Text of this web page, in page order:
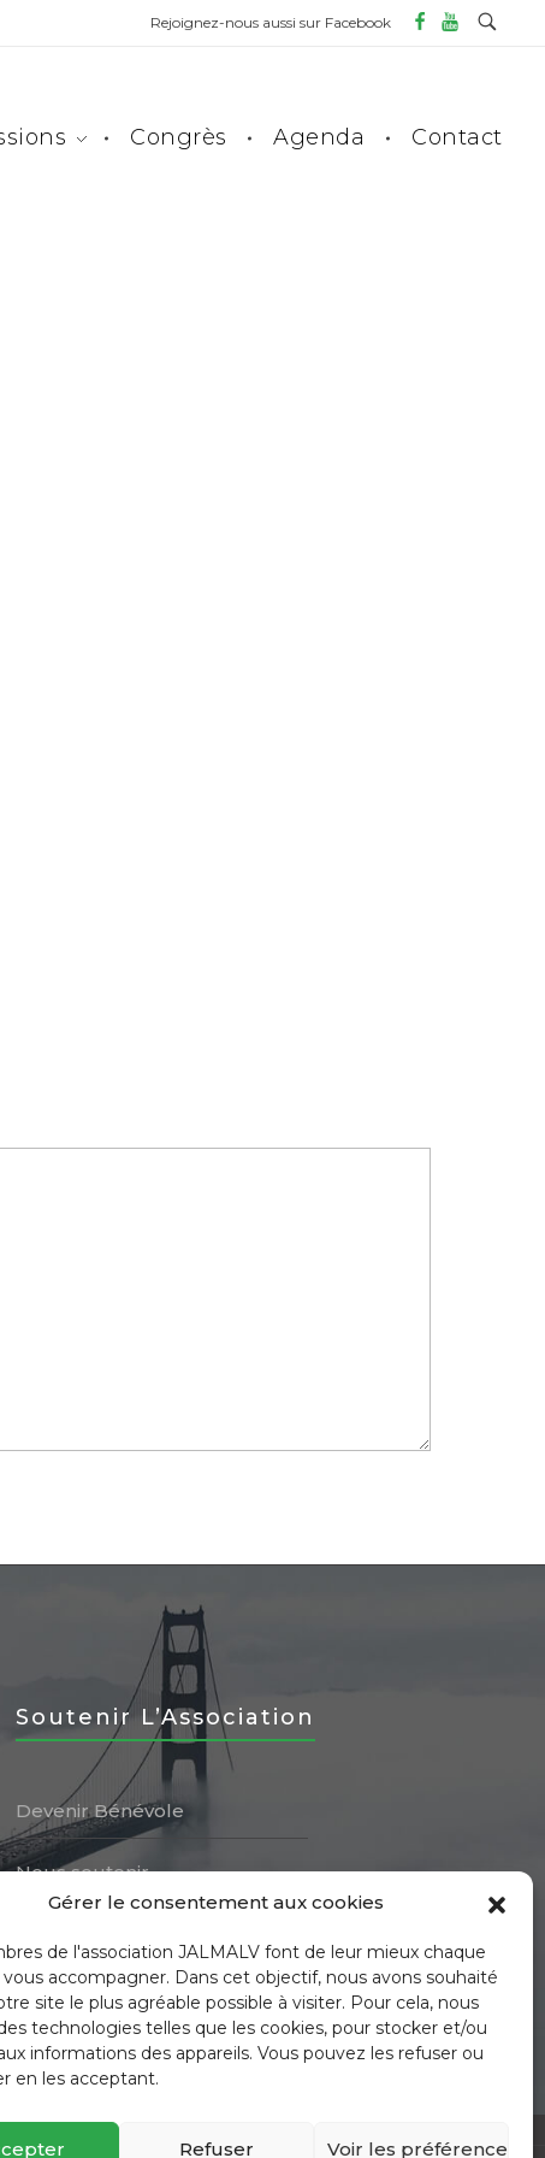
Gérer le consentement aux cookies
de l'association JALMALV font de leur mieux chaque
accompagner. Dans cet objectif, nous avons souhaité
site le plus agréable possible à visiter. Pour cela, nous
technologies telles que les cookies, pour stocker et/ou
informations des appareils. Vous pouvez les refuser ou
en les acceptant.
Refuser Voir les préférences
Rejoignez-nous aussi sur Facebook
Congrès Agenda Contact
Soutenir L’Association
Devenir Bénévole
Nous soutenir